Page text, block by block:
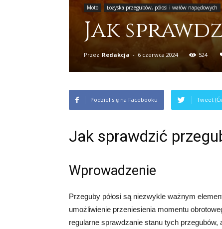
Moto Łożyska przegubów, półosi i wałów napędowych
Jak
Przez Redakcja - 6 czerwca 2024 524
Podziel się na Facebooku Tweet
Jak sprawdzić
Wprowadzenie
Przeguby półosi są niezwykle ważnym
umożliwienie przeniesienia momentu
regularne sprawdzanie stanu tych